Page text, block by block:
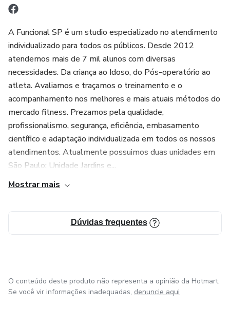
A Funcional SP é um studio especializado no atendimento
individualizado para todos os públicos. Desde 2012
atendemos mais de 7 mil alunos com diversas
necessidades. Da criança ao Idoso, do Pós-operatório ao
atleta. Avaliamos e traçamos o treinamento e o
acompanhamento nos melhores e mais atuais métodos do
mercado fitness. Prezamos pela qualidade,
profissionalismo, segurança, eficiência, embasamento
científico e adaptação individualizada em todos os nossos
atendimentos. Atualmente possuimos duas unidades em
São Paulo: Unidade Jardins e...
Mostrar mais
Dúvidas frequentes
O conteúdo deste produto não representa a opinião da Hotmart.
Se você vir informações inadequadas, denuncie aqui